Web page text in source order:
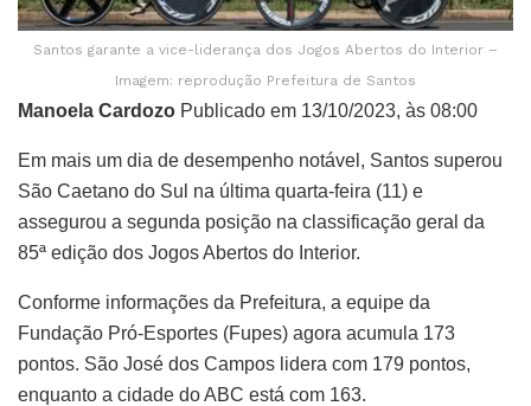
Santos garante a vice-liderança dos Jogos Abertos do Interior –
Imagem: reprodução Prefeitura de Santos
Manoela Cardozo Publicado em 13/10/2023, às 08:00
Em mais um dia de desempenho notável, Santos superou
São Caetano do Sul na última quarta-feira (11) e
assegurou a segunda posição na classificação geral da
85ª edição dos Jogos Abertos do Interior.
Conforme informações da Prefeitura, a equipe da
Fundação Pró-Esportes (Fupes) agora acumula 173
pontos. São José dos Campos lidera com 179 pontos,
enquanto a cidade do ABC está com 163.